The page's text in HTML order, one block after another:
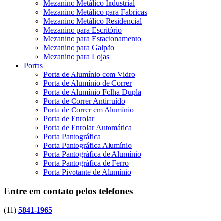
Mezanino Metálico Industrial
Mezanino Metálico para Fabricas
Mezanino Metálico Residencial
Mezanino para Escritório
Mezanino para Estacionamento
Mezanino para Galpão
Mezanino para Lojas
Portas
Porta de Alumínio com Vidro
Porta de Alumínio de Correr
Porta de Alumínio Folha Dupla
Porta de Correr Antirruído
Porta de Correr em Alumínio
Porta de Enrolar
Porta de Enrolar Automática
Porta Pantográfica
Porta Pantográfica Alumínio
Porta Pantográfica de Alumínio
Porta Pantográfica de Ferro
Porta Pivotante de Alumínio
Entre em contato pelos telefones
(11) 5841-1965